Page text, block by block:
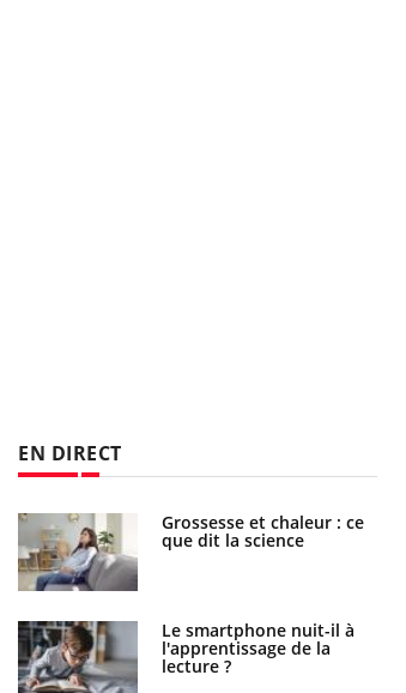
EN DIRECT
Grossesse et chaleur : ce
que dit la science
Le smartphone nuit-il à
l'apprentissage de la
lecture ?